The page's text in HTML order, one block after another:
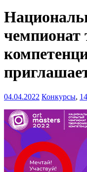
чемпионат
04.04.2022 Конкурсы,